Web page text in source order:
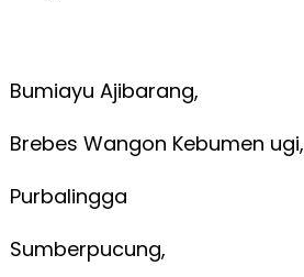
Bumiayu Ajibarang,
Brebes Wangon Kebumen ugi,
Purbalingga
Sumberpucung,